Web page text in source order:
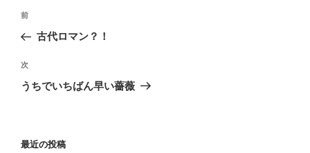
投
ビ
ゲ
ョ
過
の
稿
前
古代ロマン？！
次
投
次
うちでいちばん早い薔薇
最近の投稿